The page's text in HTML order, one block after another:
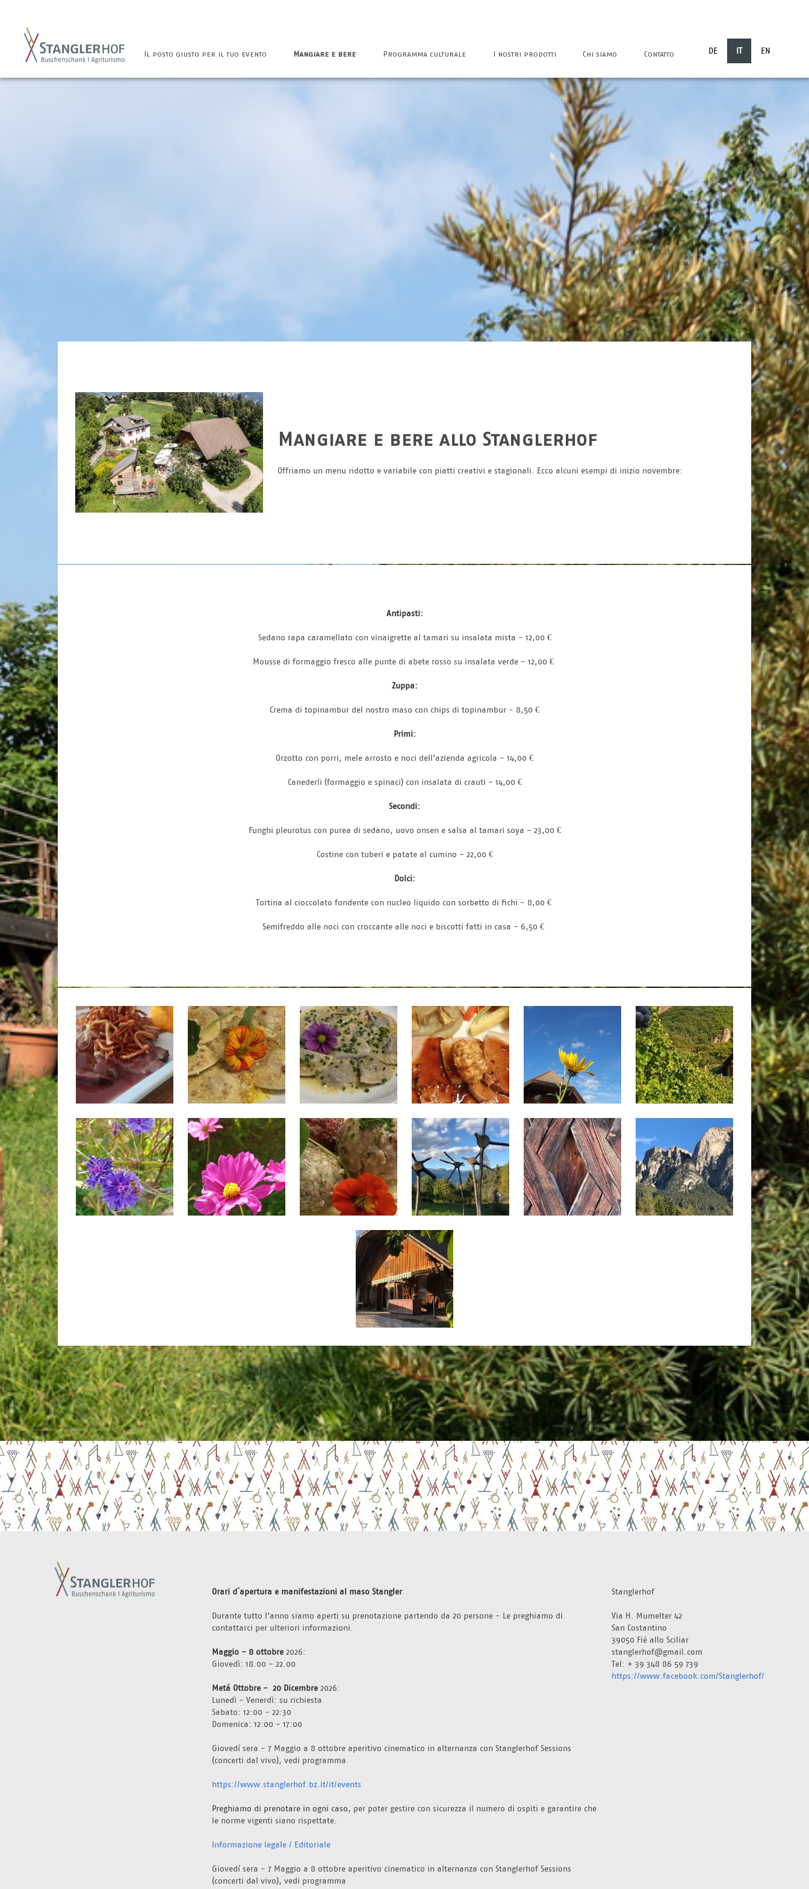
Il posto giusto per il tuo evento Mangiare e bere Programma culturale I nostri prodotti Chi siamo Contatto DE IT EN
Mangiare e bere allo Stanglerhof
Offriamo un menu ridotto e variabile con piatti creativi e stagionali. Ecco alcuni esempi di inizio novembre:
Antipasti:
Sedano rapa caramellato con vinaigrette al tamari su insalata mista - 12,00 €
Mousse di formaggio fresco alle punte di abete rosso su insalata verde - 12,00 €
Zuppa:
Crema di topinambur del nostro maso con chips di topinambur - 8,50 €
Primi:
Orzotto con porri, mele arrosto e noci dell'azienda agricola - 14,00 €
Canederli (formaggio e spinaci) con insalata di crauti - 14,00 €
Secondi:
Funghi pleurotus con purea di sedano, uovo onsen e salsa al tamari soya - 23,00 €
Costine con tuberi e patate al cumino - 22,00 €
Dolci:
Tortina al cioccolato fondente con nucleo liquido con sorbetto di fichi - 8,00 €
Semifreddo alle noci con croccante alle noci e biscotti fatti in casa - 6,50 €
Orari d´apertura e manifestazioni al maso Stangler
Durante tutto l'anno siamo aperti su prenotazione partendo da 20 persone - Le preghiamo di
contattarci per ulteriori informazioni.
Maggio - 8 ottobre 2026:
Giovedì: 18.00 - 22.00
Metá Ottobre -  20 Dicembre 2026:
Lunedì - Venerdì: su richiesta
Sabato: 12:00 - 22:30
Domenica: 12:00 - 17:00
Giovedí sera - 7 Maggio a 8 ottobre aperitivo cinematico in alternanza con Stanglerhof Sessions
(concerti dal vivo), vedi programma
https://www.stanglerhof.bz.it/it/events
Preghiamo di prenotare in ogni caso, per poter gestire con sicurezza il numero di ospiti e garantire che
le norme vigenti siano rispettate.
Informazione legale / Editoriale
Giovedí sera - 7 Maggio a 8 ottobre aperitivo cinematico in alternanza con Stanglerhof Sessions
(concerti dal vivo), vedi programma
Stanglerhof
Via H. Mumelter 42
San Costantino
39050 Fié allo Sciliar
stanglerhof@gmail.com
Tel: + 39 348 86 59 739
https://www.facebook.com/Stanglerhof/